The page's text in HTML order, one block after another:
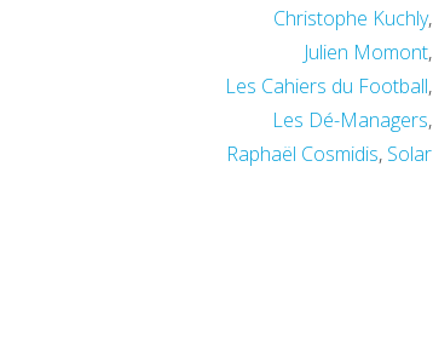
Christophe Kuchly,
Julien Momont,
Les Cahiers du Football,
Les Dé-Managers,
Raphaël Cosmidis, Solar